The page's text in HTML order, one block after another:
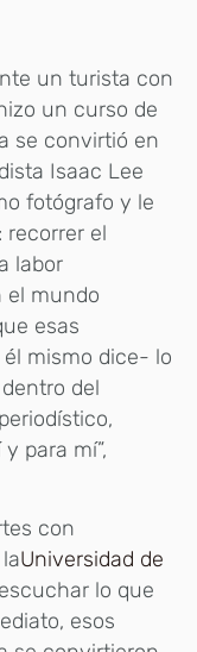
un turista con
un curso de
se convirtió en
Isaac Lee
fotógrafo y le
recorrer el
labor
el mundo
esas
mismo dice- lo
del
para mí”,
con
Universidad de
lo que
esos